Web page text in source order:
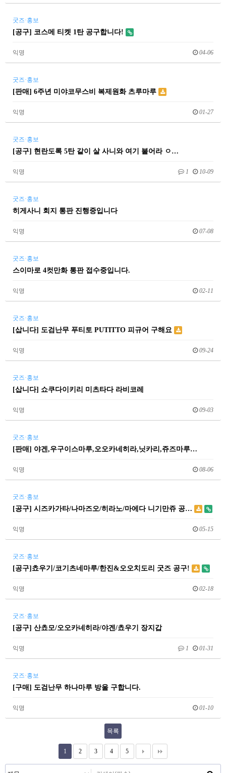
굿즈·홍보
[공구] 코스메 티켓 1탄 공구합니다!
익명 04-06
굿즈·홍보
[판매] 6주년 미야코무스비 복제원화 츠루마루
익명 01-27
굿즈·홍보
[공구] 현란도록 5탄 같이 살 사니와 여기 붙어라 ㅇ…
익명 1 10-09
굿즈·홍보
히게사니 회지 통판 진행중입니다
익명 07-08
굿즈·홍보
스이마로 4컷만화 통판 접수중입니다.
익명 02-11
굿즈·홍보
[삽니다] 도검난무 푸티토 PUTITTO 피규어 구해요
익명 09-24
굿즈·홍보
[삽니다] 쇼쿠다이키리 미츠타다 라비코레
익명 09-03
굿즈·홍보
[판매] 야겐,우구이스마루,오오카네히라,닛카리,쥬즈마루…
익명 08-06
굿즈·홍보
[공구] 시즈카가타/나마즈오/히라노/마에다 니기만쥬 공…
익명 05-15
굿즈·홍보
[공구]쵸우기/코기츠네마루/한진&오오치도리 굿즈 공구!
익명 02-18
굿즈·홍보
[공구] 산쵸모/오오카네히라/야겐/쵸우기 장지갑
익명 1 01-31
굿즈·홍보
[구매] 도검난무 하나마루 방울 구합니다.
익명 01-10
목록
1 2 3 4 5